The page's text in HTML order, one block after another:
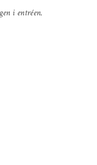
i entréen.